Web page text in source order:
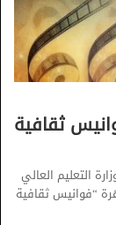
ثقافية
التعليم العالي
“فوانيس ثقافية